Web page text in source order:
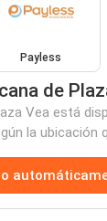
Payless
de
Vea está
la ubicación